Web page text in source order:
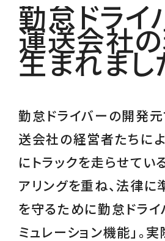
勤怠ドライ
運送会社
生まれまし
勤怠ドライバーの開発
送会社の経営者たちに
にトラックを走らせて
アリングを重ね、法律に
を守るために勤怠ドライ
ミュレーション機能 」。